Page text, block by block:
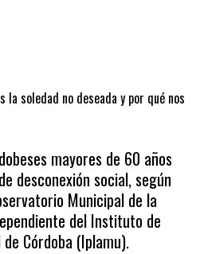
la soledad no deseada y por qué nos
mayores de 60 años
desconexión social, según
Municipal de la
del Instituto de
Córdoba (Iplamu).